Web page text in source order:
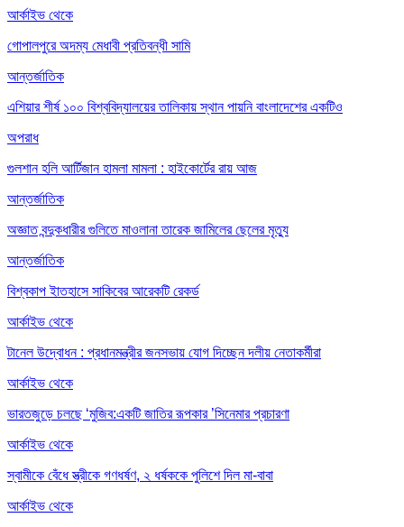
আর্কাইভ থেকে
গোপালপুরে অদম্য মেধাবী প্রতিবন্ধী সামি
আন্তর্জাতিক
এশিয়ার শীর্ষ ১০০ বিশ্ববিদ্যালয়ের তালিকায় স্থান পায়নি বাংলাদেশের একটিও
অপরাধ
গুলশান হলি আর্টিজান হামলা মামলা : হাইকোর্টের রায় আজ
আন্তর্জাতিক
অজ্ঞাত বন্দুকধারীর গুলিতে মাওলানা তারেক জামিলের ছেলের মৃত্যু
আন্তর্জাতিক
বিশ্বকাপ ইাতহাসে সাকিবের আরেকটি রেকর্ড
আর্কাইভ থেকে
টানেল উদ্বোধন : প্রধানমন্ত্রীর জনসভায় যোগ দিচ্ছেন দলীয় নেতাকর্মীরা
আর্কাইভ থেকে
ভারতজুড়ে চলছে ‘মুজিব:একটি জাতির রূপকার ’সিনেমার প্রচারণা
আর্কাইভ থেকে
স্বামীকে বেঁধে স্ত্রীকে গণধর্ষণ, ২ ধর্ষককে পুলিশে দিল মা-বাবা
আর্কাইভ থেকে